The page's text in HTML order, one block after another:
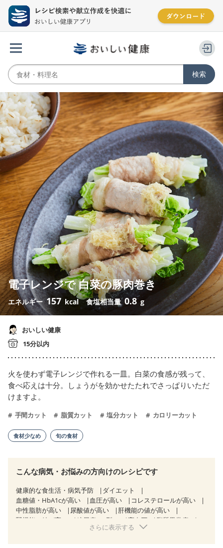
電子レンジで 白菜の豚肉巻き
エネルギー 157 kcal 食塩相当量 0.8 g
おいしい健康
15分以内
火を使わず電子レンジで作れる一皿。白菜の食感が残って、
食べ応えは十分。しょうがを効かせたたれでさっぱりいただ
けますよ。
手間カット 脂質カット 塩分カット カロリーカット
食材少なめ 旬の食材
こんな病気・お悩みの方向けのレシピです
健康的な食生活・病気予防
ダイエット
血糖値・HbA1cが高い
血圧が高い
コレステロールが高い
中性脂肪が高い
尿酸値が高い
肝機能の値が高い
腎機能の値が高い
糖尿病（2型） 高血圧
脂質異常症
狭心症 心筋梗塞
さらに表示する